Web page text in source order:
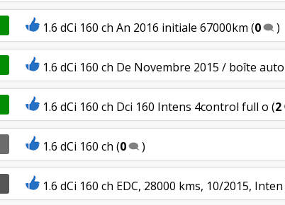
1.6 dCi 160 ch An 2016 initiale 67000km (0 )
1.6 dCi 160 ch De Novembre 2015 / boîte auto
1.6 dCi 160 ch Dci 160 Intens 4control full o (2
1.6 dCi 160 ch (0 )
1.6 dCi 160 ch EDC, 28000 kms, 10/2015, Inten